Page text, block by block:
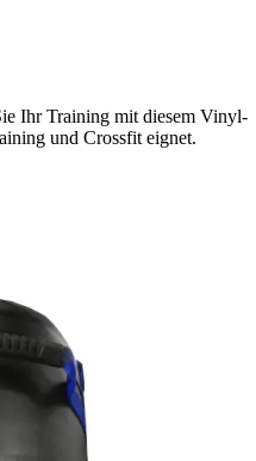
Ihr Training mit diesem Vinyl-
und Crossfit eignet.